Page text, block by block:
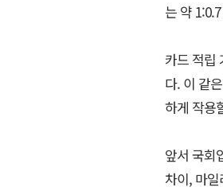
는 약
카드 적립
다. 이 같
하게 작용
앞서 국회
차이, 마